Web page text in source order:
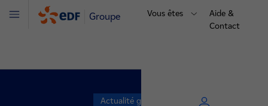
Groupe Vous êtes
Aide &
Contact
Menu
Actualité générale